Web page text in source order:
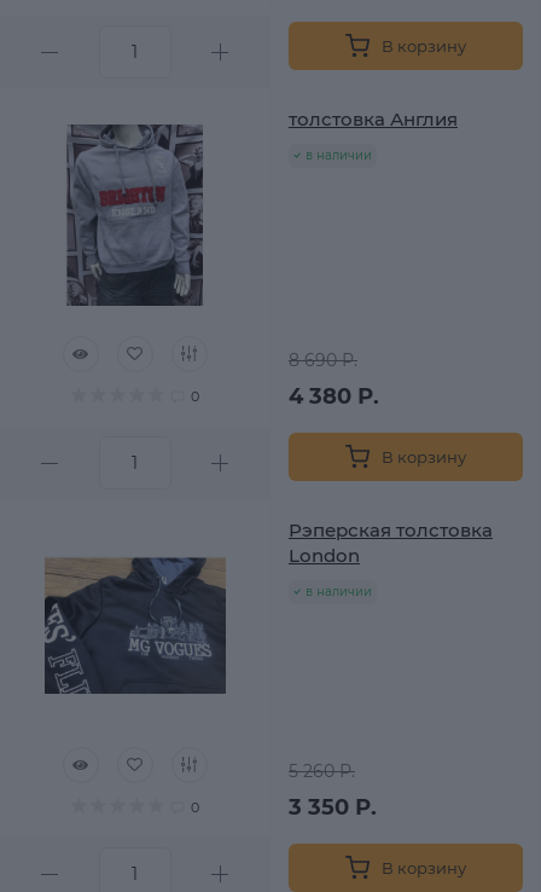
В корзину
0
толстовка Англия
в наличии
8 690 Р.
4 380 Р.
В корзину
0
Рэперская толстовка
London
в наличии
5 260 Р.
3 350 Р.
В корзину